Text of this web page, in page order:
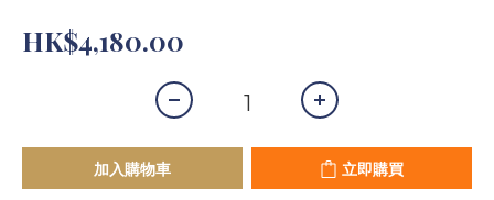
HK$4,180.00
加入購物車 立即購買